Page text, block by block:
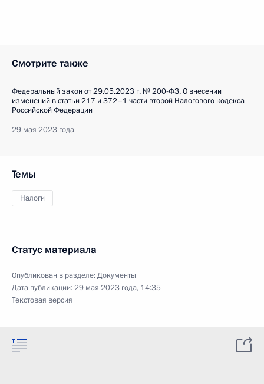
Смотрите также
Федеральный закон от 29.05.2023 г. № 200-ФЗ. О внесении
изменений в статьи 217 и 372–1 части второй Налогового кодекса
Российской Федерации
29 мая 2023 года
Темы
Налоги
Статус материала
Опубликован в разделе:Документы
Дата публикации:29 мая 2023 года, 14:35
Текстовая версия